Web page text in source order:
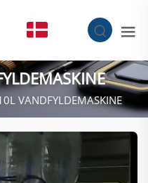
VANDFYLDEMASKINE